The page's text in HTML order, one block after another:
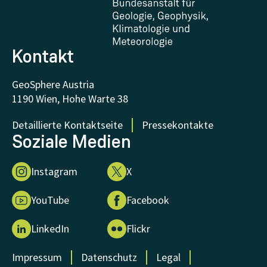
FAQ - Häufig gestellte Fragen
Forschung unterstützen
Kontakt
GeoSphere Austria
1190 Wien, Hohe Warte 38
Detaillierte Kontaktseite
Pressekontakte
Soziale Medien
Instagram X
YouTube Facebook
LinkedIn Flickr
Impressum Datenschutz
Legal